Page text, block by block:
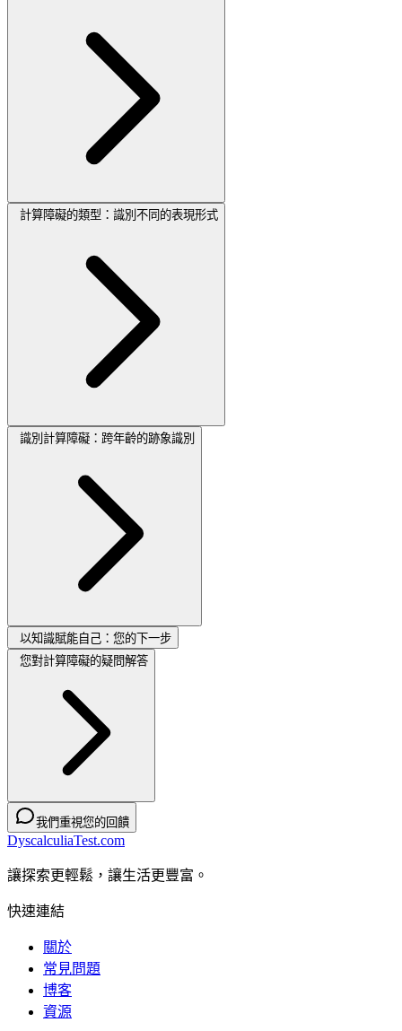
計算障礙的類型：識別不同的表現形式
識別計算障礙：跨年齡的跡象識別
以知識賦能自己：您的下一步
您對計算障礙的疑問解答
我們重視您的回饋
DyscalculiaTest.com
讓探索更輕鬆，讓生活更豐富。
快速連結
關於
常見問題
博客
資源